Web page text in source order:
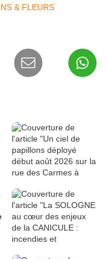
& FLEURS